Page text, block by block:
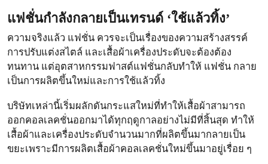
แฟชั่นกำลังกลายเป็นเทรนด์ ‘ใช้แล้วทิ้ง’
ความจริงแล้ว แฟชั่น ควรจะเป็นเรื่องของความสร้างสรรค์
การปรับแต่งสไตล์ และเสื้อผ้าเครื่องประดับจะต้องต้อง
ทนทาน แต่อุตสาหกรรมฟาสต์แฟชั่นกลับทำให้ แฟชั่น กลาย
เป็นการผลิตขึ้นใหม่และการใช้แล้วทิ้ง
บริษัทเหล่านี้เริ่มผลักดันกระแสใหม่ที่ทำให้เสื้อผ้าสามารถ
ออกคอลเลคชั่นออกมาได้ทุกฤดูกาลอย่างไม่มีที่สิ้นสุด ทำให้
เสื้อผ้าและเครื่องประดับจำนวนมากที่ผลิตขึ้นมากลายเป็น
ขยะเพราะมีการผลิตเสื้อผ้าคอลเลคชั่นใหม่ขึ้นมาอยู่เรื่อย ๆ